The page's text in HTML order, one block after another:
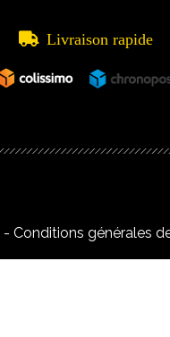
 Livraison rapide
Conditions générales